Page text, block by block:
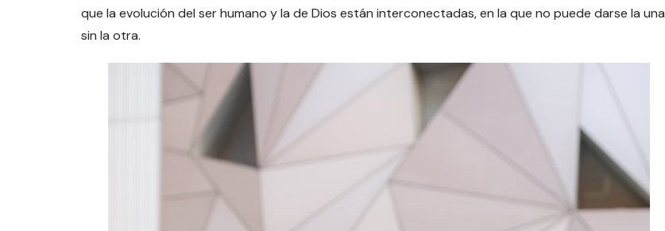
que la evolución del ser humano y la de Dios están interconectadas, en la que no puede darse la una
sin la otra.